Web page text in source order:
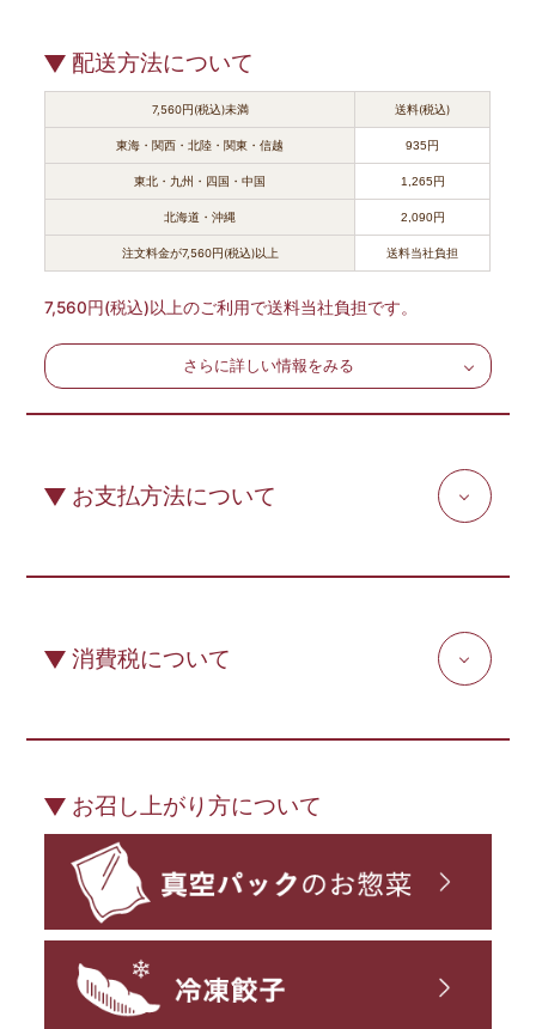
配送方法について
7,560円(税込)未満 送料(税込)
東海・関西・北陸・関東・信越 935円
東北・九州・四国・中国 1,265円
北海道・沖縄 2,090円
注文料金が7,560円(税込)以上 送料当社負担
7,560円(税込)以上のご利用で送料当社負担です。
さらに詳しい情報をみる
お支払方法について
消費税について
お召し上がり方について